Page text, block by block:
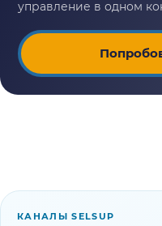
КАНАЛЫ SELSUP